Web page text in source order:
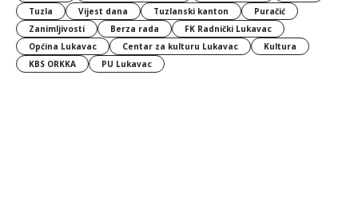
Tuzla
Vijest dana Tuzlanski kanton
Puračić
Zanimljivosti
Berza rada
FK Radnički Lukavac
Općina Lukavac
Centar za kulturu Lukavac
Kultura
KBS ORKKA
PU Lukavac